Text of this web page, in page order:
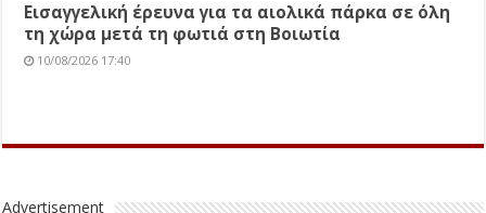
Εισαγγελική έρευνα για τα αιολικά πάρκα σε όλη
τη χώρα μετά τη φωτιά στη Βοιωτία
10/08/2026 17:40
Advertisement